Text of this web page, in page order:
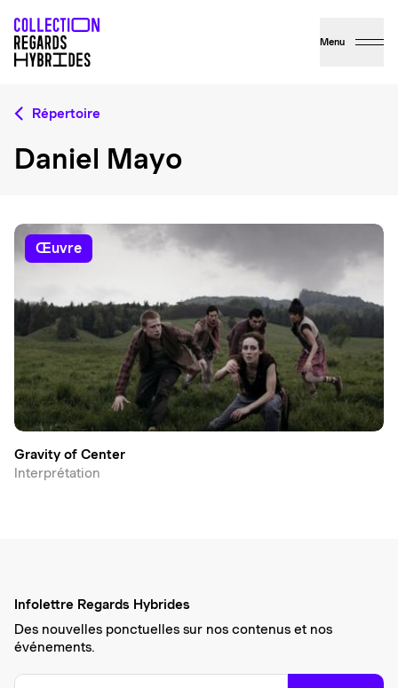
Menu
Répertoire
Daniel Mayo
œuvre
Gravity of Center
Interprétation
Infolettre Regards Hybrides
Des nouvelles ponctuelles sur nos contenus et nos
événements.